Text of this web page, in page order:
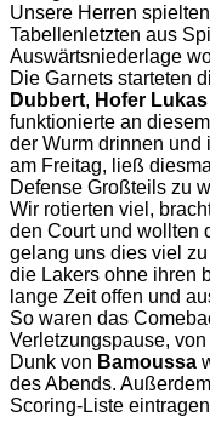
Unsere Herren
Tabellenletzten aus
Auswärtsniederlage
Die Garnets starteten
Dubbert, Hofer Lukas
funktionierte an
der Wurm drinnen und
am Freitag, ließ
Defense Großteils zu
Wir rotierten viel,
den Court und wollten
gelang uns dies viel
die Lakers ohne ihren
lange Zeit offen und
So waren das
Verletzungspause, von
Dunk von Bamoussa
des Abends.
Scoring-Liste